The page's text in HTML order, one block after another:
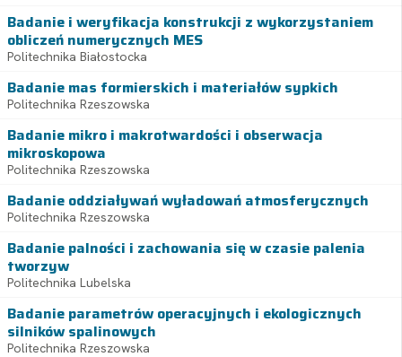
Badanie i weryfikacja konstrukcji z wykorzystaniem
obliczeń numerycznych MES
Politechnika Białostocka
Badanie mas formierskich i materiałów sypkich
Politechnika Rzeszowska
Badanie mikro i makrotwardości i obserwacja
mikroskopowa
Politechnika Rzeszowska
Badanie oddziaływań wyładowań atmosferycznych
Politechnika Rzeszowska
Badanie palności i zachowania się w czasie palenia
tworzyw
Politechnika Lubelska
Badanie parametrów operacyjnych i ekologicznych
silników spalinowych
Politechnika Rzeszowska